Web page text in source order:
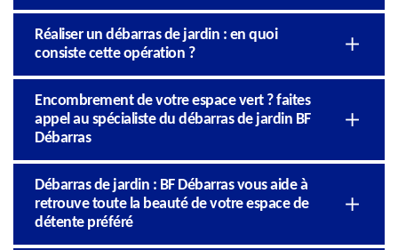
Réaliser un débarras de jardin : en quoi
consiste cette opération ?
Encombrement de votre espace vert ? faites
appel au spécialiste du débarras de jardin BF
Débarras
Débarras de jardin : BF Débarras vous aide à
retrouve toute la beauté de votre espace de
détente préféré